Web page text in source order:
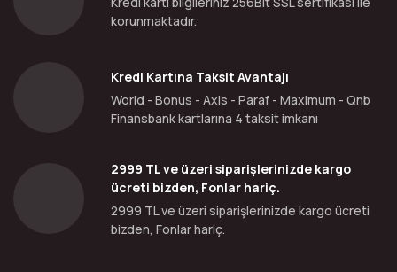
korunmaktadır.
Kredi Kartına Taksit Avantajı
World - Bonus - Axis - Paraf - Maximum - Qnb
Finansbank kartlarına 4 taksit imkanı
2999 TL ve üzeri siparişlerinizde kargo
ücreti bizden, Fonlar hariç.
2999 TL ve üzeri siparişlerinizde kargo ücreti
bizden, Fonlar hariç.